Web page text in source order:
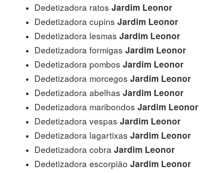
Dedetizadora ratos Jardim Leonor
Dedetizadora cupins Jardim Leonor
Dedetizadora lesmas Jardim Leonor
Dedetizadora formigas Jardim Leonor
Dedetizadora pombos Jardim Leonor
Dedetizadora morcegos Jardim Leonor
Dedetizadora abelhas Jardim Leonor
Dedetizadora maribondos Jardim Leonor
Dedetizadora vespas Jardim Leonor
Dedetizadora lagartixas Jardim Leonor
Dedetizadora cobra Jardim Leonor
Dedetizadora escorpião Jardim Leonor